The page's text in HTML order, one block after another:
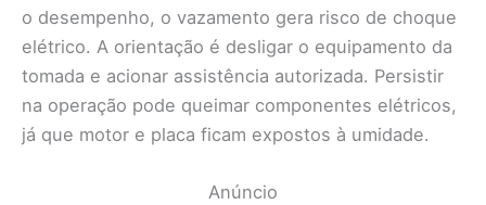
o desempenho, o vazamento gera risco de choque
elétrico. A orientação é desligar o equipamento da
tomada e acionar assistência autorizada. Persistir
na operação pode queimar componentes elétricos,
já que motor e placa ficam expostos à umidade.
Anúncio